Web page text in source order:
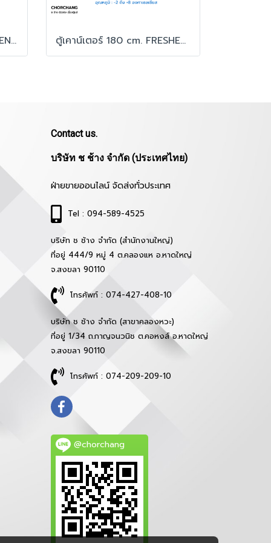
ตู้เคาน์เตอร์ 180 cm. SANDEN รุ่น SCC-1863 ตู้เคาน์เตอร์ 180 cm. FRESHER รุ่น FR-3D180C6
Contact us.
บริษัท ช ช้าง จำกัด (ประเทศไทย)
ฝ่ายขายออนไลน์ จัดส่งทั่วประเทศ
Tel : 094-589-4525
บริษัท ช ช้าง จำกัด (สำนักงานใหญ่)
ที่อยู่ 444/9 หมู่ 4 ต.คลองแห อ.หาดใหญ่
จ.สงขลา 90110
โทรศัพท์ : 074-427-408-10
บริษัท ช ช้าง จำกัด (สาขาคลองหวะ)
ที่อยู่ 1/34 ถ.กาญจนวนิช ต.คอหงส์ อ.หาดใหญ่
จ.สงขลา 90110
โทรศัพท์ : 074-209-209-10
@chorchang